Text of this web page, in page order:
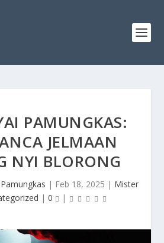
PAMUNGKAS:
JELMAAN
NYI BLORONG
| Feb 18, 2025 | Mister
| 0 |